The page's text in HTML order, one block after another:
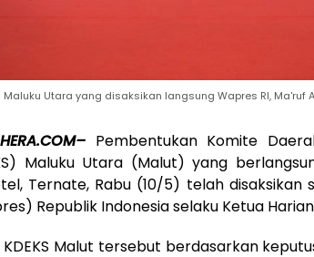
Maluku Utara yang disaksikan langsung Wapres RI, Ma'ruf
Pembentukan Komite
Maluku Utara (Malut) yang
Ternate, Rabu (10/5) telah disaksikan
Republik Indonesia selaku Ketua Harian
Malut tersebut berdasarkan